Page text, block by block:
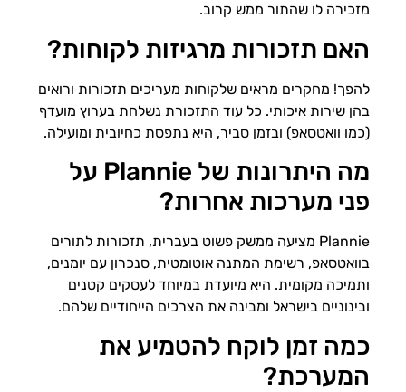
מזכירה לו שהתור ממש קרוב.
האם תזכורות מרגיזות לקוחות?
להפך! מחקרים מראים שלקוחות מעריכים תזכורות ורואים
בהן שירות איכותי. כל עוד התזכורת נשלחת בערוץ מועדף
(כמו וואטסאפ) ובזמן סביר, היא נתפסת כחיובית ומועילה.
מה היתרונות של Plannie על
פני מערכות אחרות?
Plannie מציעה ממשק פשוט בעברית, תזכורות לתורים
בוואטסאפ, רשימת המתנה אוטומטית, סנכרון עם יומנים,
ותמיכה מקומית. היא מיועדת במיוחד לעסקים קטנים
ובינוניים בישראל ומבינה את הצרכים הייחודיים שלהם.
כמה זמן לוקח להטמיע את
המערכת?